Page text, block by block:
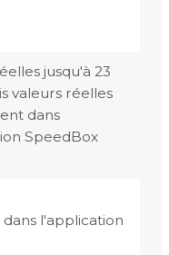
jusqu'à 23
valeurs réelles
dans
SpeedBox
l'application